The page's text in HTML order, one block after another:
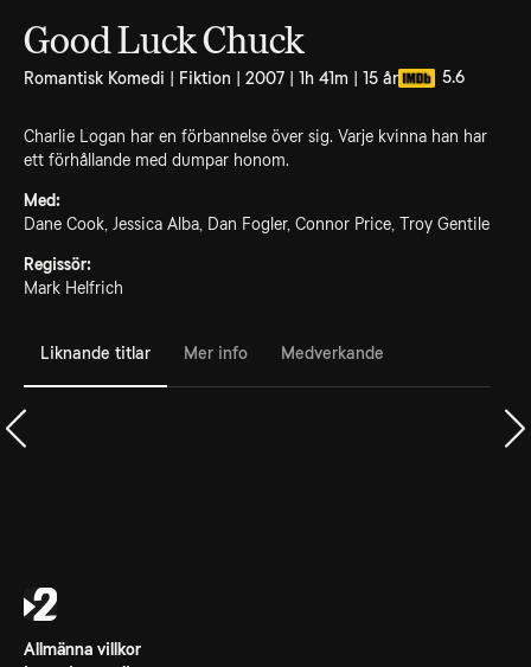
Good Luck Chuck
Romantisk Komedi | Fiktion | 2007 | 1h 41m | 15 år 5.6
Charlie Logan har en förbannelse över sig. Varje kvinna han har
ett förhållande med dumpar honom.
Med:
Dane Cook, Jessica Alba, Dan Fogler, Connor Price, Troy Gentile
Regissör:
Mark Helfrich
Liknande titlar Mer info Medverkande
Allmänna villkor